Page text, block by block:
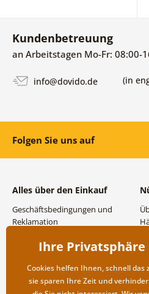
Kundenbetreuung
an Arbeitstagen Mo-Fr: 08:00-
info@dovido.de (in
Folgen Sie uns auf
Alles über den Einkauf
Geschäftsbedingungen und
Reklamation
Versand- und
Rücksendung der Ware
Ihre
Cookies helfen Ihnen, schnell das
sie sparen Ihre Zeit und